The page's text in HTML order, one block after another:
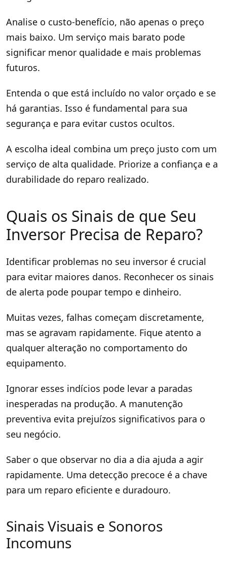
Analise o custo-benefício, não apenas o preço
mais baixo. Um serviço mais barato pode
significar menor qualidade e mais problemas
futuros.
Entenda o que está incluído no valor orçado e se
há garantias. Isso é fundamental para sua
segurança e para evitar custos ocultos.
A escolha ideal combina um preço justo com um
serviço de alta qualidade. Priorize a confiança e a
durabilidade do reparo realizado.
Quais os Sinais de que Seu
Inversor Precisa de Reparo?
Identificar problemas no seu inversor é crucial
para evitar maiores danos. Reconhecer os sinais
de alerta pode poupar tempo e dinheiro.
Muitas vezes, falhas começam discretamente,
mas se agravam rapidamente. Fique atento a
qualquer alteração no comportamento do
equipamento.
Ignorar esses indícios pode levar a paradas
inesperadas na produção. A manutenção
preventiva evita prejuízos significativos para o
seu negócio.
Saber o que observar no dia a dia ajuda a agir
rapidamente. Uma detecção precoce é a chave
para um reparo eficiente e duradouro.
Sinais Visuais e Sonoros
Incomuns